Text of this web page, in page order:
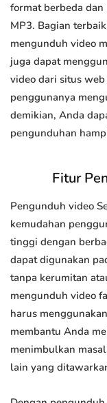
format berbeda
MP3. Bagian
mengunduh video
juga dapat
video dari situs
penggunanya
demikian, Anda
pengunduhan
Fitur
Pengunduh video
kemudahan
tinggi dengan
dapat digunakan
tanpa kerumitan
mengunduh video
harus
membantu Anda
menimbulkan
lain yang